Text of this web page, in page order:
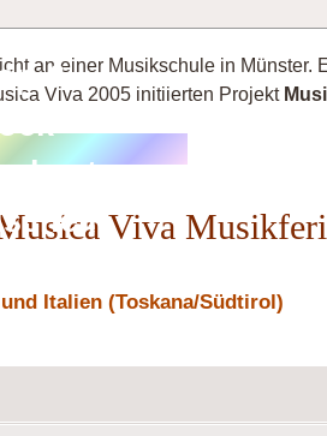
an einer Musikschule in Münster.
Viva 2005 initiierten Projekt
&
Viva
Italien (Toskana/Südtirol)